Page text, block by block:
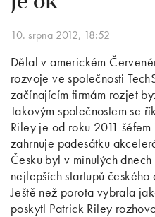
10. srpna 2012, 18:52
Dělal v americkém
rozvoje ve společnosti
začínajícím firmám rozjet
Takovým společnostem se
Riley je od roku 2011
zahrnuje padesátku
Česku byl v minulých
nejlepších startupů
Ještě než porota vybrala
poskytl Patrick Riley